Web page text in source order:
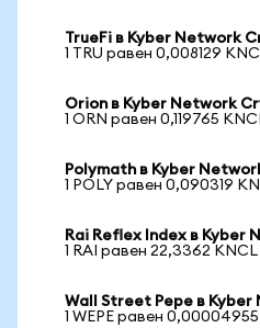
TrueFi в Kyber Network
1 TRU равен 0,008129
Orion в Kyber Network
1 ORN равен 0,119765
Polymath в Kyber
1 POLY равен 0,090319
Rai Reflex Index в
1 RAI равен 22,3362 KNCL
Wall Street Pepe в
1 WEPE равен